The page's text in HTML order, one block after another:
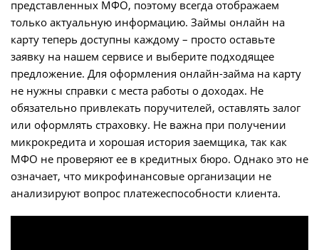
представленных МФО, поэтому всегда отображаем
только актуальную информацию. Займы онлайн на
карту теперь доступны каждому – просто оставьте
заявку на нашем сервисе и выберите подходящее
предложение. Для оформления онлайн-займа на карту
не нужны справки с места работы о доходах. Не
обязательно привлекать поручителей, оставлять залог
или оформлять страховку. Не важна при получении
микрокредита и хорошая история заемщика, так как
МФО не проверяют ее в кредитных бюро. Однако это не
означает, что микрофинансовые организации не
анализируют вопрос платежеспособности клиента.